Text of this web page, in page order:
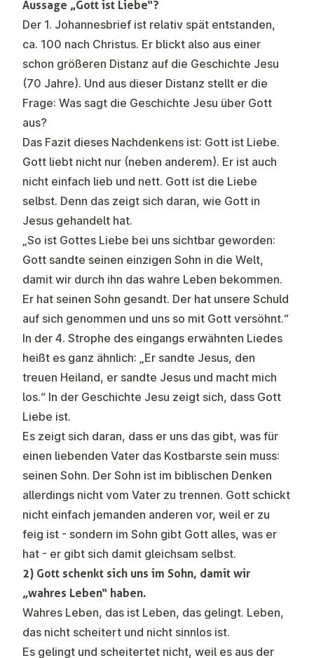
Aussage „Gott ist Liebe“?
Der 1. Johannesbrief ist relativ spät entstanden,
ca. 100 nach Christus. Er blickt also aus einer
schon größeren Distanz auf die Geschichte Jesu
(70 Jahre). Und aus dieser Distanz stellt er die
Frage: Was sagt die Geschichte Jesu über Gott
aus?
Das Fazit dieses Nachdenkens ist: Gott ist Liebe.
Gott liebt nicht nur (neben anderem). Er ist auch
nicht einfach lieb und nett. Gott ist die Liebe
selbst. Denn das zeigt sich daran, wie Gott in
Jesus gehandelt hat.
„So ist Gottes Liebe bei uns sichtbar geworden:
Gott sandte seinen einzigen Sohn in die Welt,
damit wir durch ihn das wahre Leben bekommen.
Er hat seinen Sohn gesandt. Der hat unsere Schuld
auf sich genommen und uns so mit Gott versöhnt.“
In der 4. Strophe des eingangs erwähnten Liedes
heißt es ganz ähnlich: „Er sandte Jesus, den
treuen Heiland, er sandte Jesus und macht mich
los.“ In der Geschichte Jesu zeigt sich, dass Gott
Liebe ist.
Es zeigt sich daran, dass er uns das gibt, was für
einen liebenden Vater das Kostbarste sein muss:
seinen Sohn. Der Sohn ist im biblischen Denken
allerdings nicht vom Vater zu trennen. Gott schickt
nicht einfach jemanden anderen vor, weil er zu
feig ist - sondern im Sohn gibt Gott alles, was er
hat - er gibt sich damit gleichsam selbst.
2) Gott schenkt sich uns im Sohn, damit wir
„wahres Leben“ haben.
Wahres Leben, das ist Leben, das gelingt. Leben,
das nicht scheitert und nicht sinnlos ist.
Es gelingt und scheitertet nicht, weil es aus der